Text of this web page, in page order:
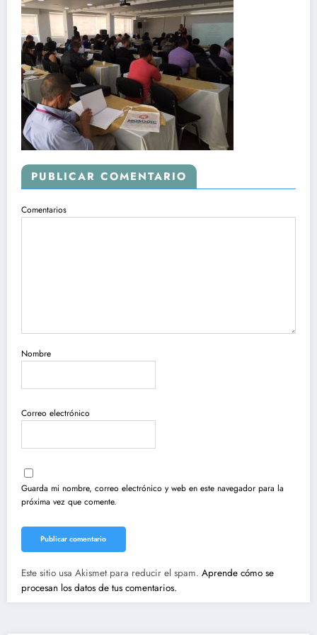
PUBLICAR COMENTARIO
Comentarios
Nombre
Correo electrónico
Guarda mi nombre, correo electrónico y web en este navegador para la
próxima vez que comente.
Este sitio usa Akismet para reducir el spam. Aprende cómo se
procesan los datos de tus comentarios.